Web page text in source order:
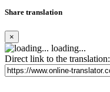
Share translation
×
loading...
Direct link to the translation: